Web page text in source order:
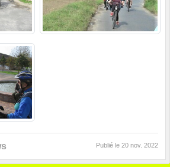
Publié le 20 nov. 2022